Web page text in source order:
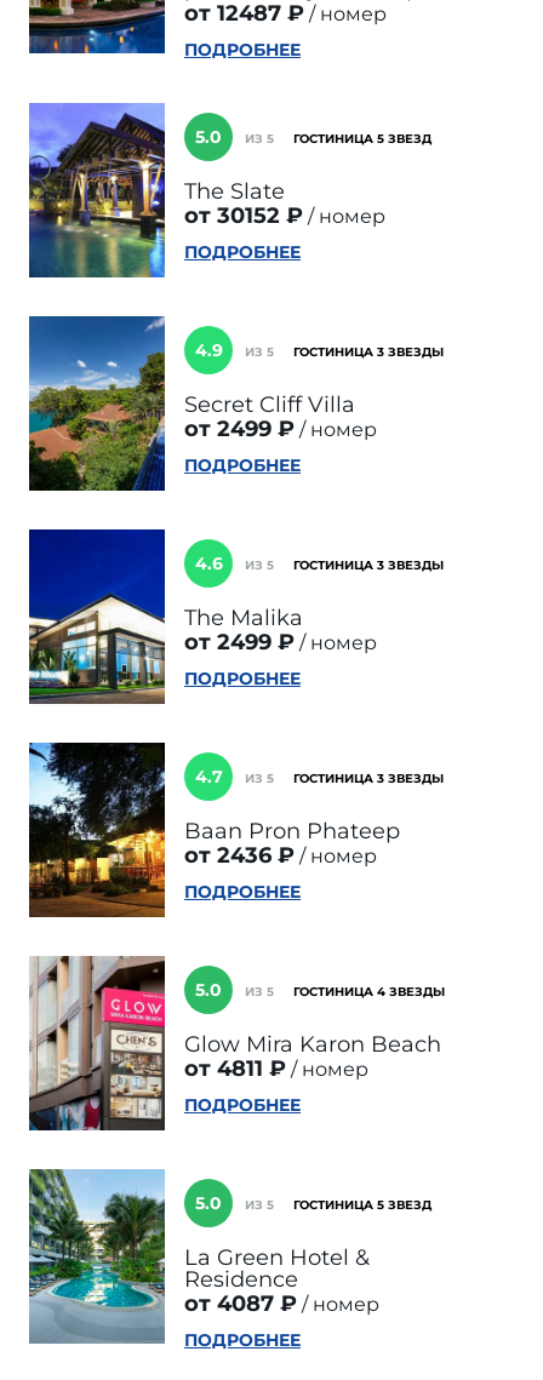
от 12487 ₽
номер
ПОДРОБНЕЕ
5.0 ИЗ 5 ГОСТИНИЦА 5 ЗВЕЗД
The Slate
от 30152 ₽
номер
ПОДРОБНЕЕ
4.9 ИЗ 5 ГОСТИНИЦА 3 ЗВЕЗДЫ
Secret Cliff Villa
от 2499 ₽
номер
ПОДРОБНЕЕ
4.6 ИЗ 5 ГОСТИНИЦА 3 ЗВЕЗДЫ
The Malika
от 2499 ₽
номер
ПОДРОБНЕЕ
4.7 ИЗ 5 ГОСТИНИЦА 3 ЗВЕЗДЫ
Baan Pron Phateep
от 2436 ₽
номер
ПОДРОБНЕЕ
5.0 ИЗ 5 ГОСТИНИЦА 4 ЗВЕЗДЫ
Glow Mira Karon Beach
от 4811 ₽
номер
ПОДРОБНЕЕ
5.0 ИЗ 5 ГОСТИНИЦА 5 ЗВЕЗД
La Green Hotel &
Residence
от 4087 ₽
номер
ПОДРОБНЕЕ